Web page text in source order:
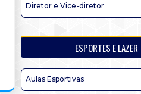
Diretor e Vice-diretor
ESPORTES E LAZER
Aulas Esportivas